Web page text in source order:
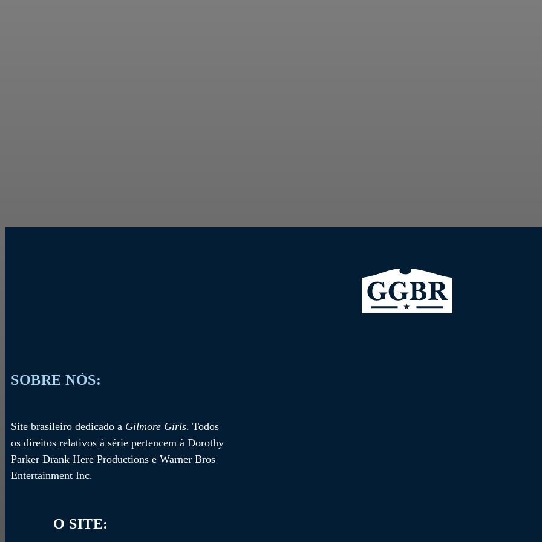
SOBRE NÓS:
Site brasileiro dedicado a Gilmore Girls. Todos
os direitos relativos à série pertencem à Dorothy
Parker Drank Here Productions e Warner Bros
Entertainment Inc.
O SITE: